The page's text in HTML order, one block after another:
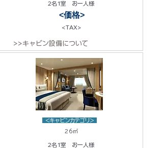
2名1室 お一人様
<価格>
<TAX>
>>キャビン設備について
<キャビンカテゴリ>
26㎡
2名1室 お一人様